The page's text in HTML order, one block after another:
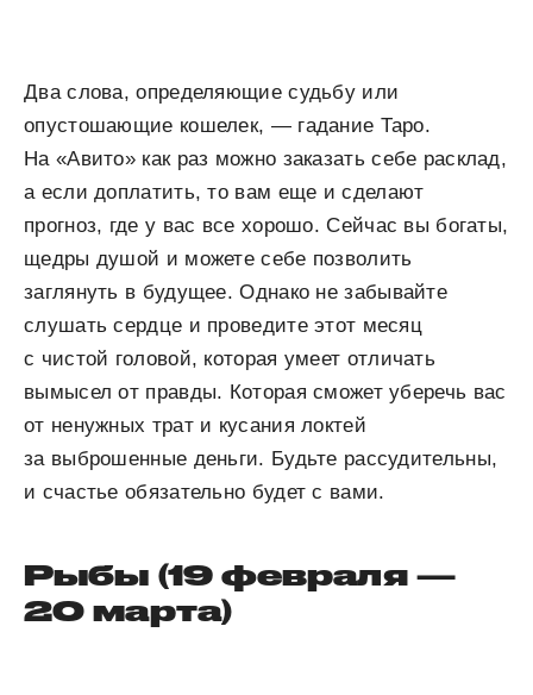
Два слова, определяющие судьбу или
опустошающие кошелек, — гадание Таро.
На «Авито» как раз можно заказать себе расклад,
а если доплатить, то вам еще и сделают
прогноз, где у вас все хорошо. Сейчас вы богаты,
щедры душой и можете себе позволить
заглянуть в будущее. Однако не забывайте
слушать сердце и проведите этот месяц
с чистой головой, которая умеет отличать
вымысел от правды. Которая сможет уберечь вас
от ненужных трат и кусания локтей
за выброшенные деньги. Будьте рассудительны,
и счастье обязательно будет с вами.
Рыбы (19 февраля —
20 марта)